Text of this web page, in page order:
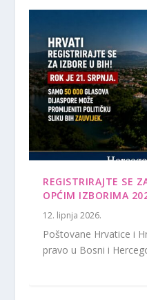
REGISTRIRAJTE SE
OPĆIM IZBORIMA
12. lipnja 2026.
Poštovane Hrvatice i
pravo u Bosni i